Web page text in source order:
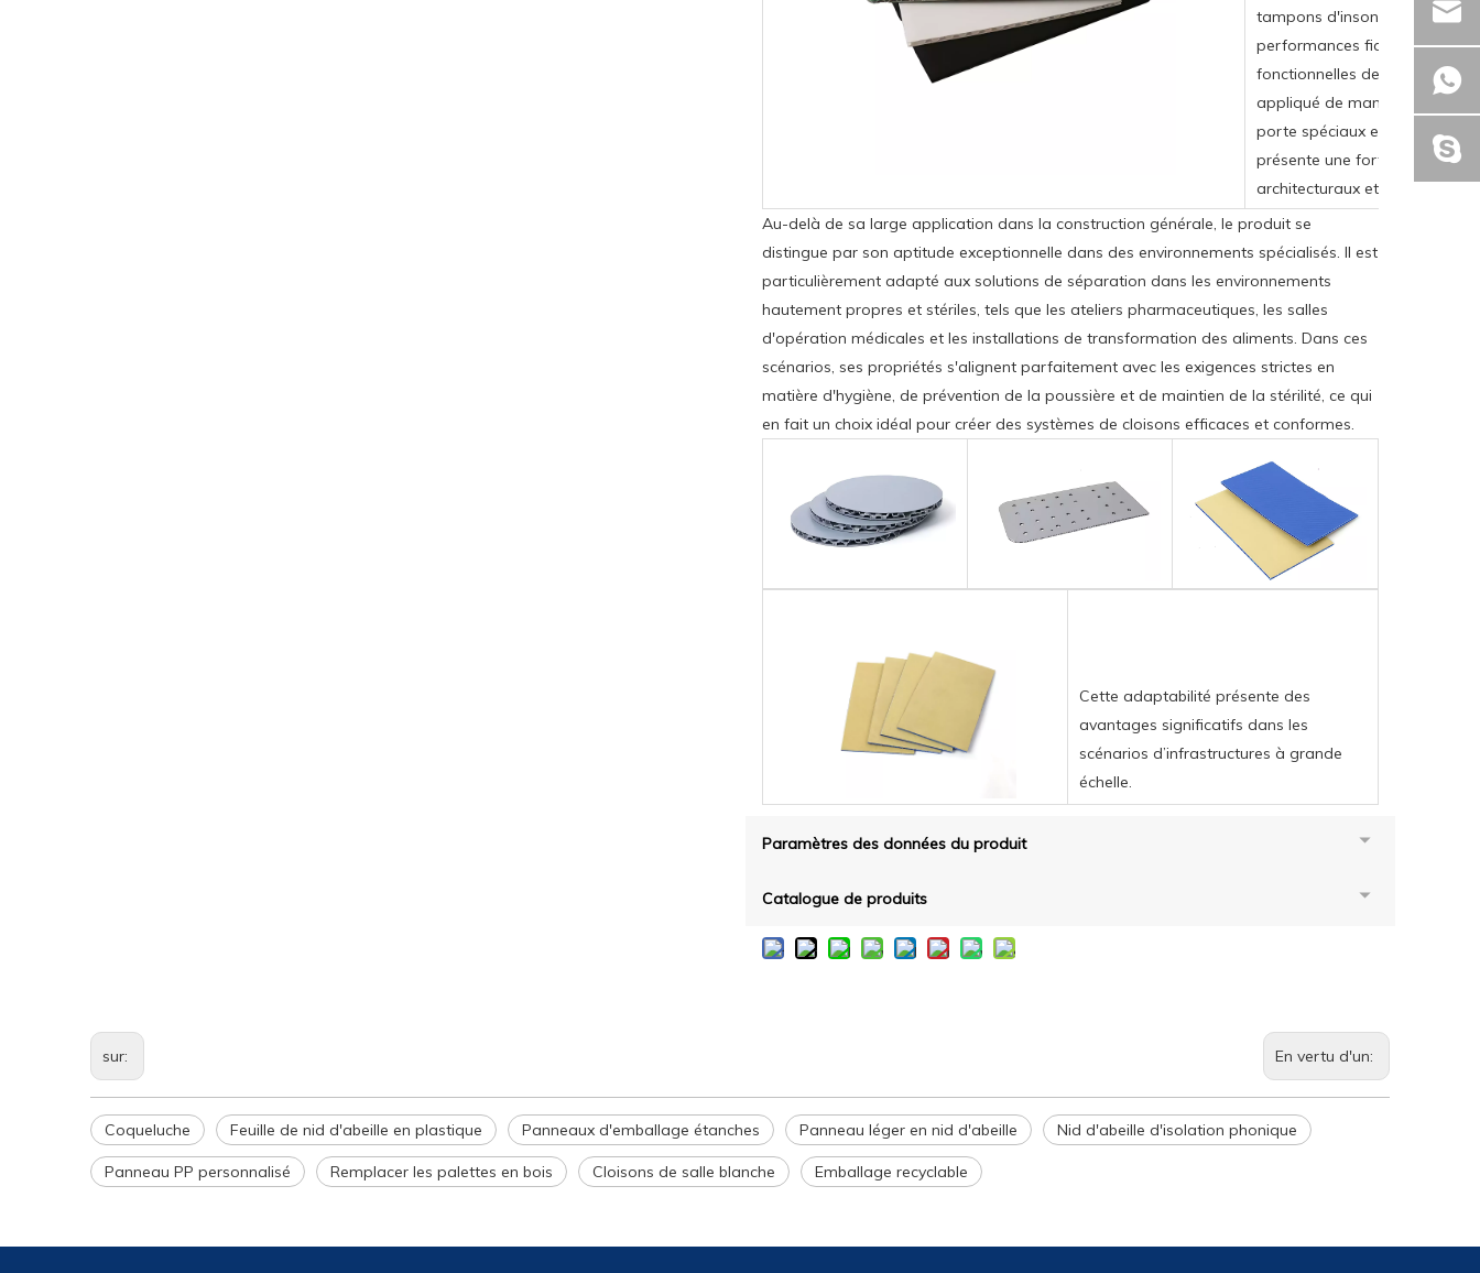
tampons d'insonorisation et
performances fiables quant
fonctionnelles de ces
appliqué de manière
porte spéciaux et de
présente une forte
architecturaux et exigences
Au-delà de sa large application dans la construction générale, le produit se
distingue par son aptitude exceptionnelle dans des environnements spécialisés. Il est
particulièrement adapté aux solutions de séparation dans les environnements
hautement propres et stériles, tels que les ateliers pharmaceutiques, les salles
d'opération médicales et les installations de transformation des aliments. Dans ces
scénarios, ses propriétés s'alignent parfaitement avec les exigences strictes en
matière d'hygiène, de prévention de la poussière et de maintien de la stérilité, ce qui
en fait un choix idéal pour créer des systèmes de cloisons efficaces et conformes.
Cette adaptabilité présente des
avantages significatifs dans les
scénarios d’infrastructures à grande
échelle.
Paramètres des données du produit
Catalogue de produits
sur: En vertu d'un:
Coqueluche Feuille de nid d'abeille en plastique Panneaux d'emballage étanches Panneau léger en nid d'abeille Nid d'abeille d'isolation phonique
Panneau PP personnalisé Remplacer les palettes en bois Cloisons de salle blanche Emballage recyclable